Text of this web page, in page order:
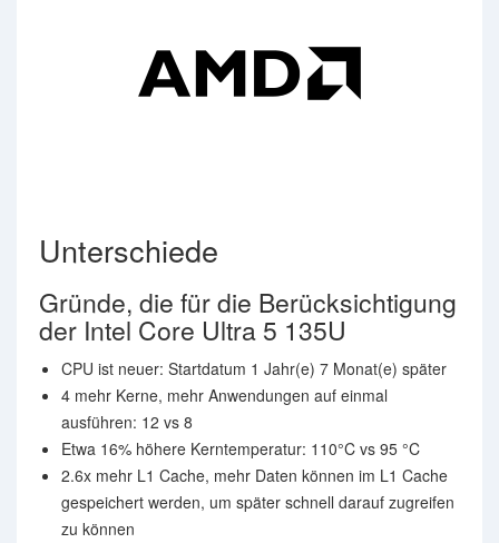
Unterschiede
Gründe, die für die Berücksichtigung
der Intel Core Ultra 5 135U
CPU ist neuer: Startdatum 1 Jahr(e) 7 Monat(e) später
4 mehr Kerne, mehr Anwendungen auf einmal
ausführen: 12 vs 8
Etwa 16% höhere Kerntemperatur: 110°C vs 95 °C
2.6x mehr L1 Cache, mehr Daten können im L1 Cache
gespeichert werden, um später schnell darauf zugreifen
zu können